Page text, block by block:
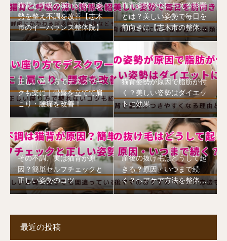
猫背と呼吸の深い関係！姿
勢を整え不調を改善【志木
市のイーバランス整体院】
猫背姿勢が心に与える影響
とは？美しい姿勢で毎日を
前向きに【志木市の整体
院】
正しい座り方でデスクワー
クも楽に｜骨盤を立てて肩
こり・腰痛を改善！
猫背姿勢が原因で脂肪が付
く？美しい姿勢はダイエッ
トに効果
その不調、実は猫背が原
因？簡単セルフチェックと
正しい姿勢のコツ
産後の抜け毛はどうして起
きる？原因・いつまで続
く？ヘアケア方法を整体師
が解説【志木市】
最近の投稿